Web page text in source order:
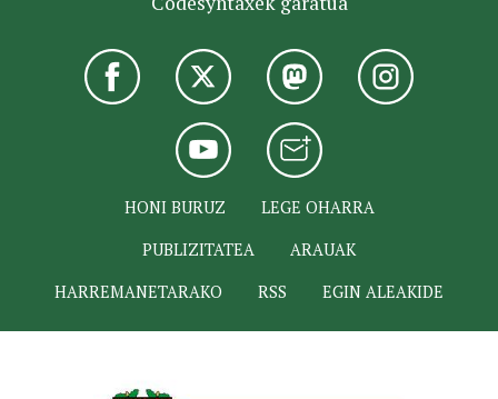
HONI BURUZ
LEGE OHARRA
PUBLIZITATEA
ARAUAK
HARREMANETARAKO
RSS EGIN ALEAKIDE